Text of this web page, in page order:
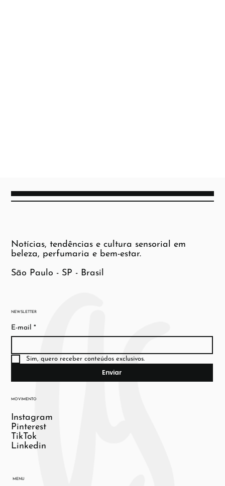
NEWSLETTER
E-mail *
Sim, quero receber conteúdos exclusivos.
Enviar
MOVIMENTO
Instagram
Pinterest
TikTok
Linkedin
MENU
Notícias, tendências e cultura sensorial em
beleza, perfumaria e bem-estar.
São Paulo - SP - Brasil